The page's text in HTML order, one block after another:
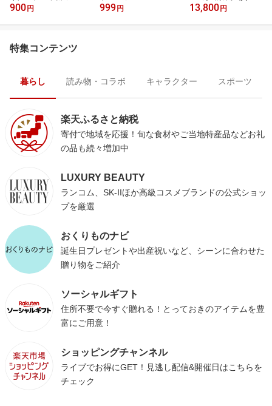
FF
900 円 999 円 13,800 円
特集コンテンツ
暮らし 読み物・コラボ キャラクター スポーツ
楽天ふるさと納税
寄付で地域を応援！旬な食材やご当地特産品などお礼
の品も続々増加中
LUXURY BEAUTY
ランコム、SK-IIほか高級コスメブランドの公式ショッ
プを厳選
おくりものナビ
誕生日プレゼントや出産祝いなど、シーンに合わせた
贈り物をご紹介
ソーシャルギフト
住所不要で今すぐ贈れる！とっておきのアイテムを豊
富にご用意！
ショッピングチャンネル
ライブでお得にGET！見逃し配信&開催日はこちらを
チェック